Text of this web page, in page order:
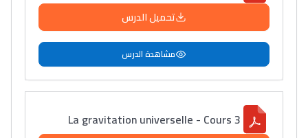
تحميل الدرس
مشاهدة الدرس
La gravitation universelle - Cours 3